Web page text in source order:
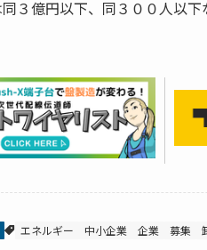
３億円以下、同３００人以下
エネルギー 中小企業 企業 募集